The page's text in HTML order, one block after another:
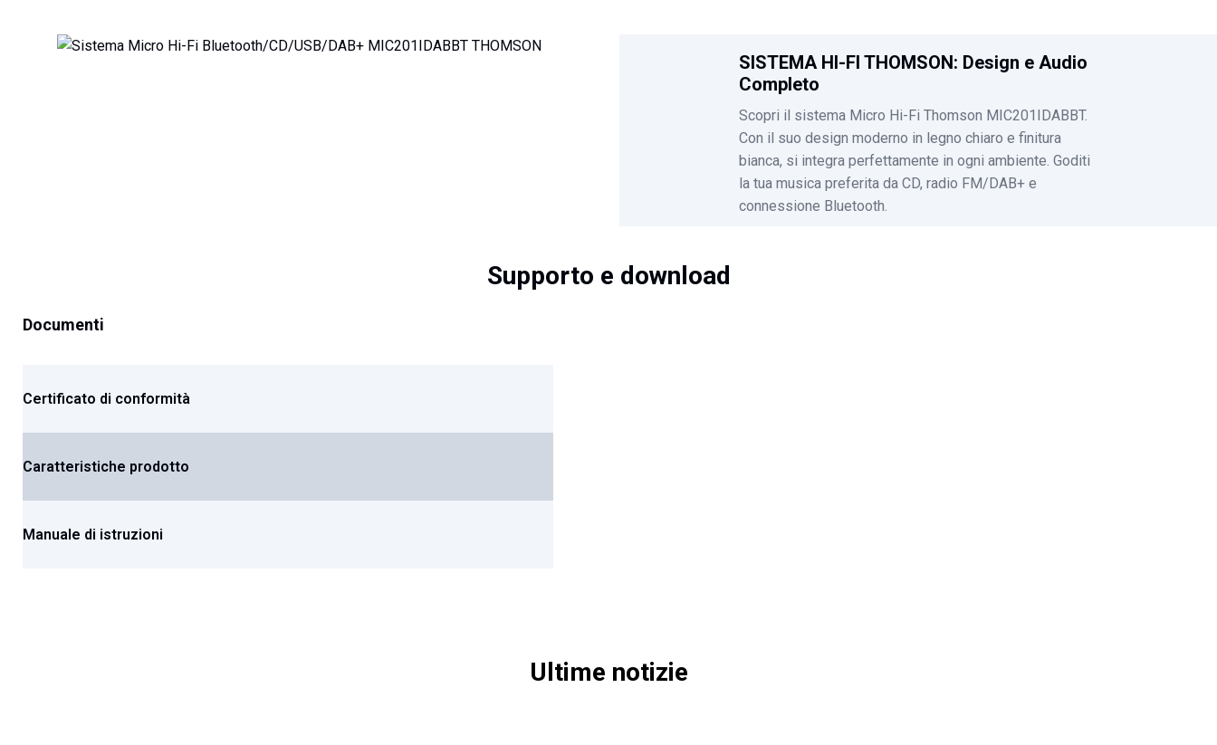
SISTEMA HI-FI THOMSON: Design e Audio
Completo
Scopri il sistema Micro Hi-Fi Thomson MIC201IDABBT.
Con il suo design moderno in legno chiaro e finitura
bianca, si integra perfettamente in ogni ambiente. Goditi
la tua musica preferita da CD, radio FM/DAB+ e
connessione Bluetooth.
Supporto e download
Documenti
Certificato di conformità
Caratteristiche prodotto
Manuale di istruzioni
Ultime notizie